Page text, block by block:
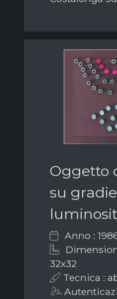
Oggetto
su
Anno :
32x32
Tecnica :